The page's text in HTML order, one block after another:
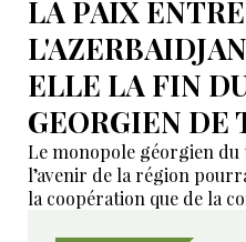
LA PAIX
ELLE LA FIN
GEORGIEN DE
Le monopole géorgien du
l’avenir de la région
la coopération que de la